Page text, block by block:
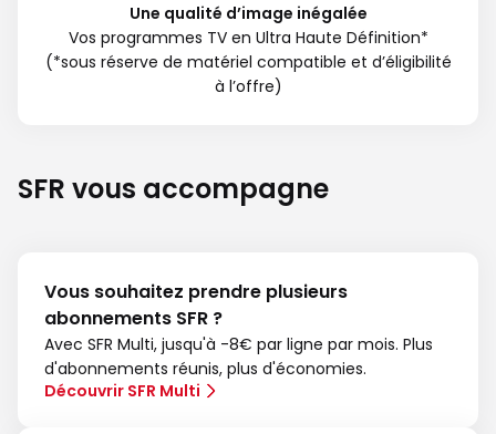
Une qualité d’image inégalée
Vos programmes TV en Ultra Haute Définition*
(*sous réserve de matériel compatible et d’éligibilité
à l’offre)
SFR vous accompagne
Vous souhaitez prendre plusieurs
abonnements SFR ?
Avec SFR Multi, jusqu'à -8€ par ligne par mois. Plus
d'abonnements réunis, plus d'économies.
Découvrir SFR Multi